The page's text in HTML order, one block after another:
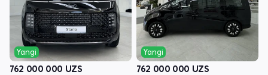
Yangi
762 000 000 UZS
Yangi
762 000 000 UZS